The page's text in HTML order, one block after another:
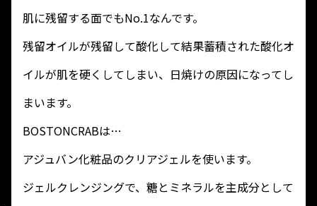
肌に残留する面でもNo.1なんです。
残留オイルが残留して酸化して結果蓄積された酸化オ
イルが肌を硬くしてしまい、日焼けの原因になってし
まいます。
BOSTONCRABは…
アジュバン化粧品のクリアジェルを使います。
ジェルクレンジングで、糖とミネラルを主成分として